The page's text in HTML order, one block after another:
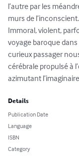
l’autre par les
murs de l’inconscient.
Immoral, violent,
voyage baroque dans
curieux passager
cérébrale propulsé à
azimutant
Details
Publication Date
Language
ISBN
Category